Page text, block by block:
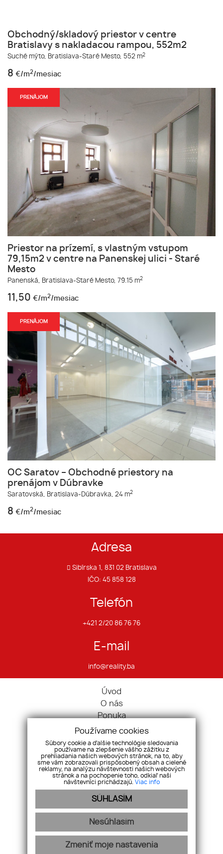
Obchodný/skladový priestor v centre
Bratislavy s nakladacou rampou, 552m2
Suché mýto, Bratislava-Staré Mesto, 552 m2
8 €/m2/mesiac
PRENÁJOM
Priestor na prízemí, s vlastným vstupom
79,15m2 v centre na Panenskej ulici - Staré
Mesto
Panenská, Bratislava-Staré Mesto, 79.15 m2
11,50 €/m2/mesiac
PRENÁJOM
OC Saratov – Obchodné priestory na
prenájom v Dúbravke
Saratovská, Bratislava-Dúbravka, 24 m2
8 €/m2/mesiac
Adresa
Sibírska 1, 831 02 Bratislava
IČO: 45 858 128
Telefón
+421 2/20 86 76 76
E-mail
info@reality.ba
Úvod
O nás
Ponuka
Pravidlá cookies
Ponúknite nám
Služby
Kontakt
Ochrana osobných údajov
Pozemky
Komerčné nehnuteľnosti
webex.digital- REALVIA.sk
Používame cookies
Súbory cookie a ďalšie technológie sledovania
používame na zlepšenie vášho zážitku z
prehliadania našich webových stránok, na to, aby
sme vám zobrazovali prispôsobený obsah a cielené
reklamy, na analýzu návštevnosti našich webových
stránok a na pochopenie toho, odkiaľ naši
návštevníci prichádzajú. Viac info
SÚHLASÍM
Nesúhlasím
Zmeniť moje nastavenia